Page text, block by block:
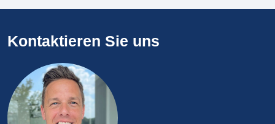
Kontaktieren Sie uns